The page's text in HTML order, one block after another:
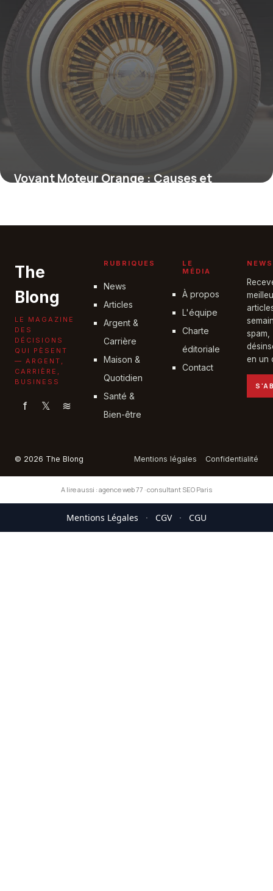
Voyant Moteur Orange : Causes et
The
Blong
LE MAGAZINE
DES
DÉCISIONS
QUI PÈSENT
— ARGENT,
CARRIÈRE,
BUSINESS
f 𝕏 ≋
RUBRIQUES
News
Articles
Argent &
Carrière
Maison &
Quotidien
Santé &
Bien-être
LE
MÉDIA
À propos
L'équipe
Charte
éditoriale
Contact
spam,
en un
© 2026 The Blong Mentions légales Confidentialité
A lire aussi : agence web 77 ·consultant SEO Paris
Mentions Légales · CGV · CGU